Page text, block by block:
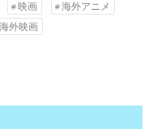
映画
海外アニメ
海外映画